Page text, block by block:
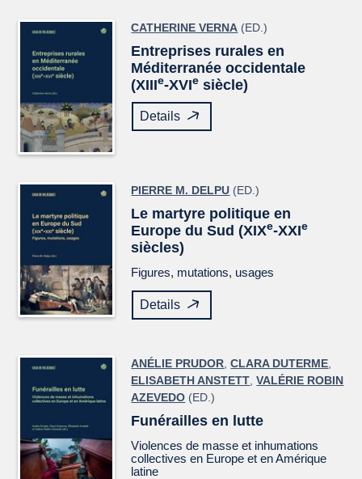
CATHERINE VERNA (ED.)
Entreprises rurales en
Méditerranée occidentale
(XIIIe-XVIe siècle)
Details
PIERRE M. DELPU (ED.)
Le martyre politique en
Europe du Sud (XIXe-XXIe
siècles)
Figures, mutations, usages
Details
ANÉLIE PRUDOR ,CLARA DUTERME
ELISABETH ANSTETT ,VALÉRIE ROBIN
AZEVEDO (ED.)
Funérailles en lutte
Violences de masse et inhumations
collectives en Europe et en Amérique
latine